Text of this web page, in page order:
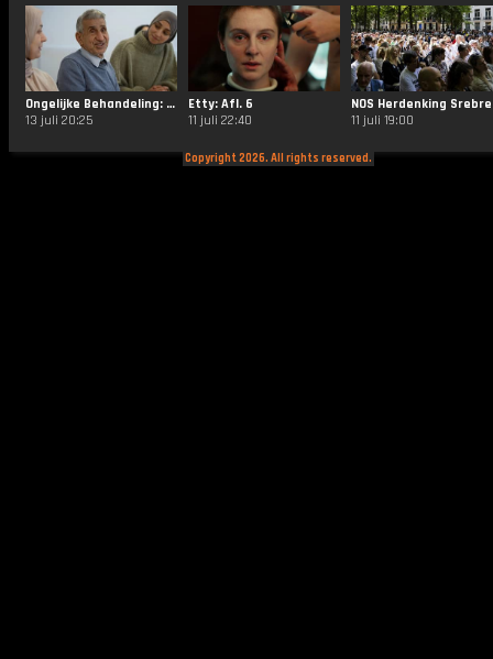
Ongelijke Behandeling: Afl. 3
13 juli 20:25
Etty: Afl. 6
11 juli 22:40
11 juli 19:00
Copyright 2026. All rights reserved.